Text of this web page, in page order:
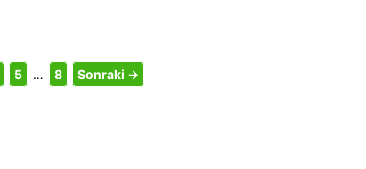
5 … 8 Sonraki →